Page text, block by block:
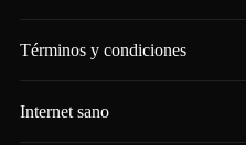
Términos y condiciones
Internet sano